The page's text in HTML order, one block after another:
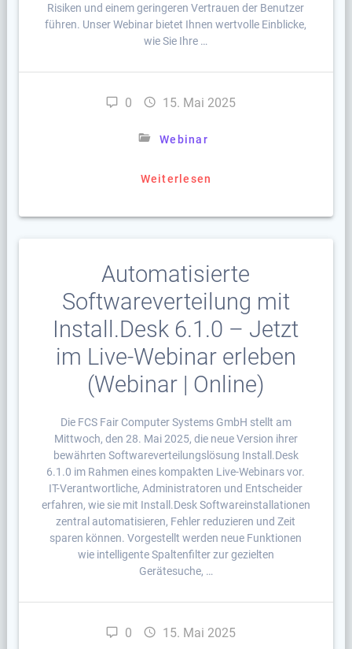
Risiken und einem geringeren Vertrauen der Benutzer
führen. Unser Webinar bietet Ihnen wertvolle Einblicke,
wie Sie Ihre …
0 15. Mai 2025
Webinar
Weiterlesen
Automatisierte
Softwareverteilung mit
Install.Desk 6.1.0 – Jetzt
im Live-Webinar erleben
(Webinar | Online)
Die FCS Fair Computer Systems GmbH stellt am
Mittwoch, den 28. Mai 2025, die neue Version ihrer
bewährten Softwareverteilungslösung Install.Desk
6.1.0 im Rahmen eines kompakten Live-Webinars vor.
IT-Verantwortliche, Administratoren und Entscheider
erfahren, wie sie mit Install.Desk Softwareinstallationen
zentral automatisieren, Fehler reduzieren und Zeit
sparen können. Vorgestellt werden neue Funktionen
wie intelligente Spaltenfilter zur gezielten
Gerätesuche, …
0 15. Mai 2025